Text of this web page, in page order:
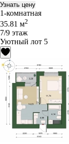
Узнать цену
1-комнатная
35.81 м2
7/9 этаж
Уютный лот 5